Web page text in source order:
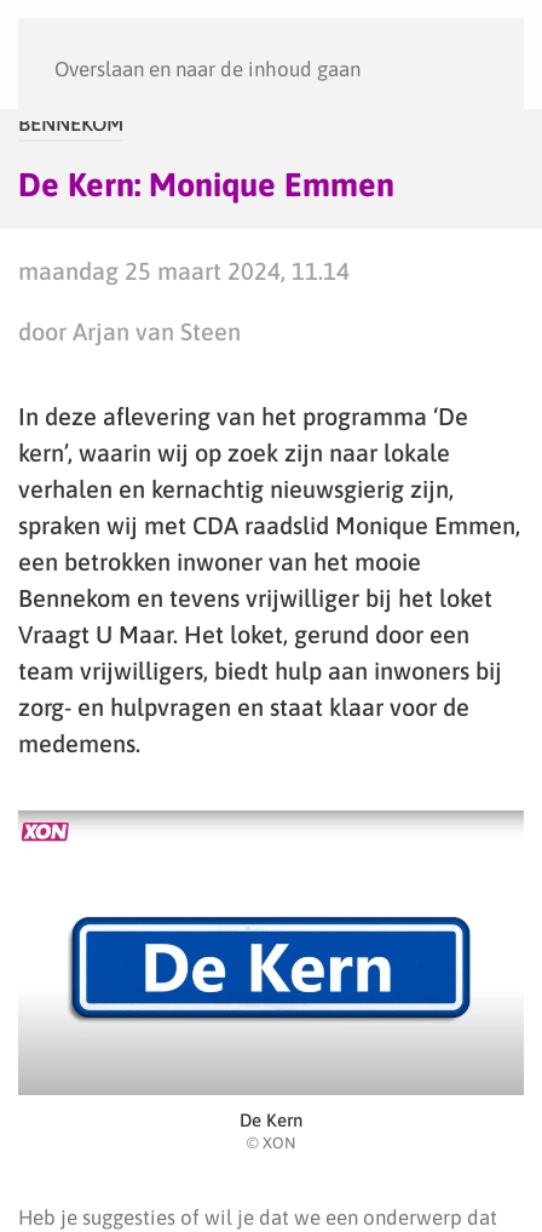
Overslaan en naar de inhoud gaan
BENNEKOM
De Kern: Monique Emmen
maandag 25 maart 2024, 11.14
door Arjan van Steen
In deze aflevering van het programma ‘De
kern’, waarin wij op zoek zijn naar lokale
verhalen en kernachtig nieuwsgierig zijn,
spraken wij met CDA raadslid Monique Emmen,
een betrokken inwoner van het mooie
Bennekom en tevens vrijwilliger bij het loket
Vraagt U Maar. Het loket, gerund door een
team vrijwilligers, biedt hulp aan inwoners bij
zorg- en hulpvragen en staat klaar voor de
medemens.
De Kern
© XON
Heb je suggesties of wil je dat we een onderwerp dat